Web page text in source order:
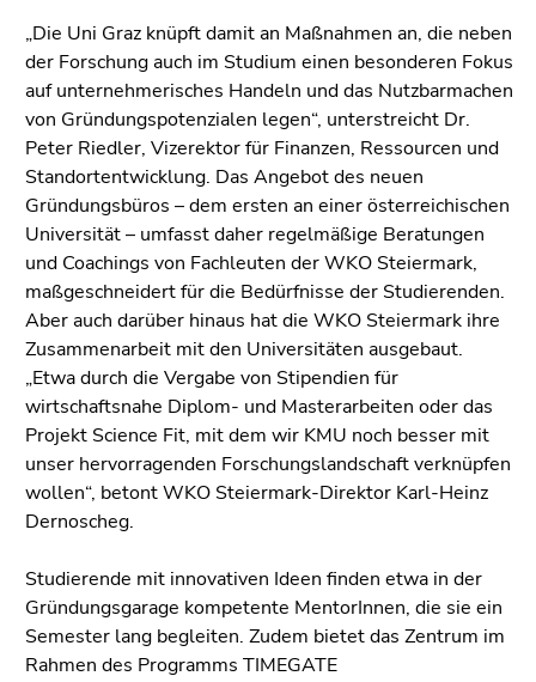
„Die Uni Graz knüpft damit an Maßnahmen an, die neben
der Forschung auch im Studium einen besonderen Fokus
auf unternehmerisches Handeln und das Nutzbarmachen
von Gründungspotenzialen legen“, unterstreicht Dr.
Peter Riedler, Vizerektor für Finanzen, Ressourcen und
Standortentwicklung. Das Angebot des neuen
Gründungsbüros – dem ersten an einer österreichischen
Universität – umfasst daher regelmäßige Beratungen
und Coachings von Fachleuten der WKO Steiermark,
maßgeschneidert für die Bedürfnisse der Studierenden.
Aber auch darüber hinaus hat die WKO Steiermark ihre
Zusammenarbeit mit den Universitäten ausgebaut.
„Etwa durch die Vergabe von Stipendien für
wirtschaftsnahe Diplom- und Masterarbeiten oder das
Projekt Science Fit, mit dem wir KMU noch besser mit
unser hervorragenden Forschungslandschaft verknüpfen
wollen“, betont WKO Steiermark-Direktor Karl-Heinz
Dernoscheg.
Studierende mit innovativen Ideen finden etwa in der
Gründungsgarage kompetente MentorInnen, die sie ein
Semester lang begleiten. Zudem bietet das Zentrum im
Rahmen des Programms TIMEGATE